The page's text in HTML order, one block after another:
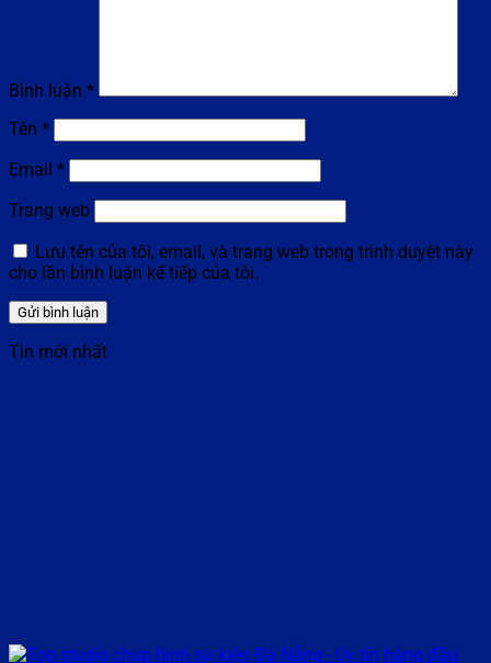
Bình luận *
Tên *
Email *
Trang web
Lưu tên của tôi, email, và trang web trong trình duyệt này
cho lần bình luận kế tiếp của tôi.
Tin mới nhất